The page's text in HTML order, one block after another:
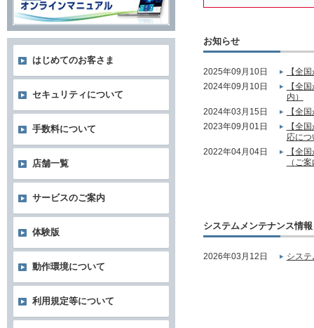
お知らせ
2025年09月10日
【全
2024年09月10日
【全
内）
2024年03月15日
【全
2023年09月01日
【全
応に
2022年04月04日
【全
（ご
システムメンテナンス情報
2026年03月12日 シス
はじめてのお客さま
セキュリティについて
手数料について
店舗一覧
サービスのご案内
体験版
動作環境について
利用規定等について